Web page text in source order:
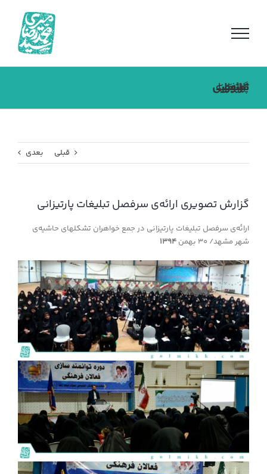
گزارش تصویری ارائه‌ی سرفصل تبلیغات پارتیزانی
قبلی بعدی
گزارش تصویری ارائه‌ی سرفصل تبلیغات پارتیزانی
ارائه‌ی سرفصل تبلیغات پارتیزانی در جمع خواهران تشکلهای حاشیه‌ی
شهر مشهد/ ۳۰ بهمن
۱۳۹۴